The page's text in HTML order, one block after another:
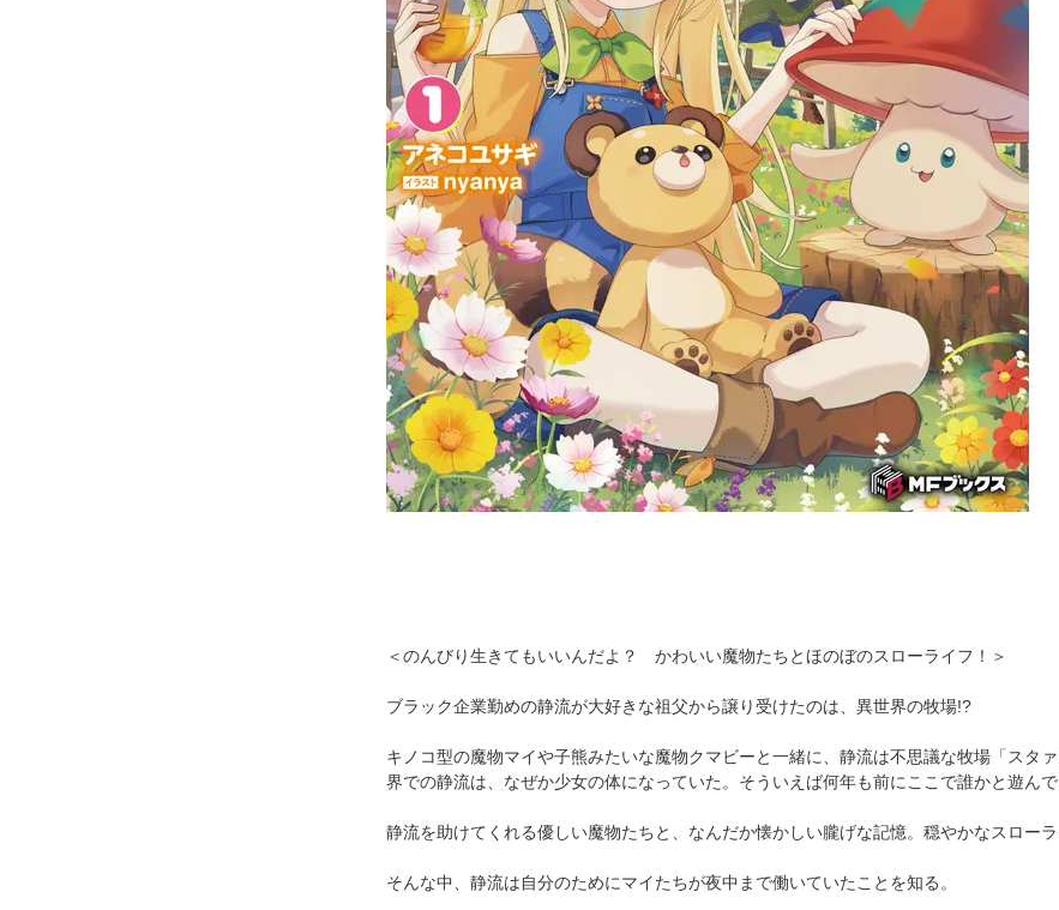
＜のんびり生きてもいいんだよ？ かわいい魔物たちとほのぼのスローライフ！＞
ブラック企業勤めの静流が大好きな祖父から譲り受けたのは、異世界の牧場!?
キノコ型の魔物マイや子熊みたいな魔物クマビーと一緒に、静流は不思議な牧場「スタ
界での静流は、なぜか少女の体になっていた。そういえば何年も前にここで誰かと遊ん
静流を助けてくれる優しい魔物たちと、なんだか懐かしい朧げな記憶。穏やかなスロー
そんな中、静流は自分のためにマイたちが夜中まで働いていたことを知る。